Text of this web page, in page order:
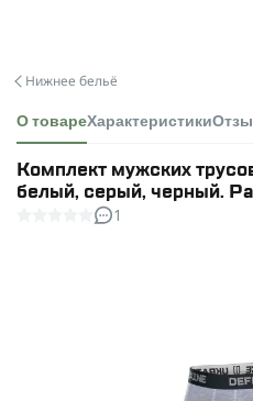
Нижнее бельё
О товареХарактеристики
Комплект мужских
белый, серый, черный.
1